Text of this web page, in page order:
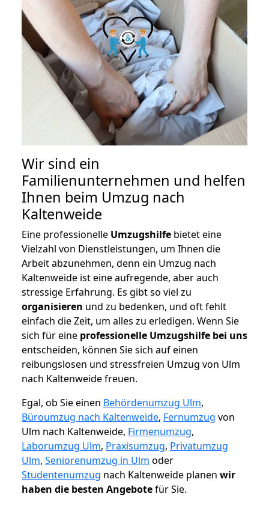
Wir sind ein
Familienunternehmen und helfen
Ihnen beim Umzug nach
Kaltenweide
Eine professionelle Umzugshilfe bietet eine
Vielzahl von Dienstleistungen, um Ihnen die
Arbeit abzunehmen, denn ein Umzug nach
Kaltenweide ist eine aufregende, aber auch
stressige Erfahrung. Es gibt so viel zu
organisieren und zu bedenken, und oft fehlt
einfach die Zeit, um alles zu erledigen. Wenn Sie
sich für eine professionelle Umzugshilfe bei uns
entscheiden, können Sie sich auf einen
reibungslosen und stressfreien Umzug von Ulm
nach Kaltenweide freuen.
Egal, ob Sie einen Behördenumzug Ulm,
Büroumzug nach Kaltenweide, Fernumzug von
Ulm nach Kaltenweide, Firmenumzug,
Laborumzug Ulm, Praxisumzug, Privatumzug
Ulm, Seniorenumzug in Ulm oder
Studentenumzug nach Kaltenweide planen wir
haben die besten Angebotefür Sie.